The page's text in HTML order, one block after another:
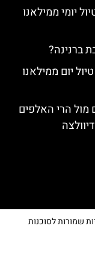
יומי ממילאנו
ברנינה?
יום ממילאנו
מול הרי האלפים
שמורות לסוכנות